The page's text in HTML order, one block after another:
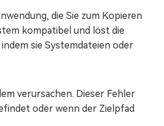
die Sie zum Kopieren
kompatibel und löst die
sie Systemdateien oder
verursachen. Dieser Fehler
oder wenn der Zielpfad